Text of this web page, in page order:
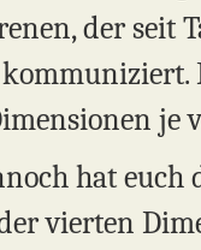
der seit
je
hat euch
vierten